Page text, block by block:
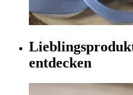
entdecken